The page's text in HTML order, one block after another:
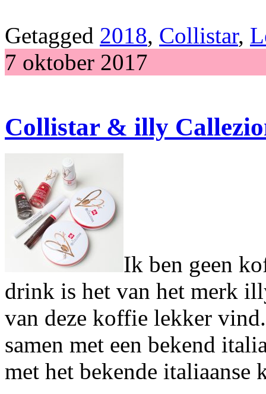
Getagged 2018, Collistar,
7 oktober 2017
Collistar & illy
Ik ben geen
drink is het van het merk
van deze koffie lekker
samen met een bekend
met het bekende